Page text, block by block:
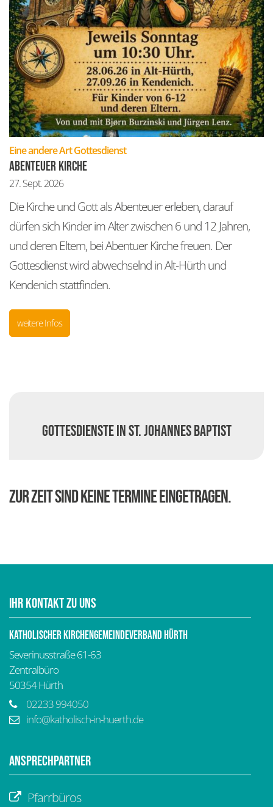
Eine andere Art Gottesdienst:
Abenteuer Kirche
27. Sept. 2026
Die Kirche und Gott als Abenteuer erleben, darauf
dürfen sich Kinder im Alter zwischen 6 und 12 Jahren,
und deren Eltern, bei Abentuer Kirche freuen. Der
Gottesdienst wird abwechselnd in Alt-Hürth und
Kendenich stattfinden.
weitere Infos
Gottesdienste in St. Johannes Baptist
Zur Zeit sind keine Termine eingetragen.
Ihr Kontakt zu uns
Katholischer Kirchengemeindeverband Hürth
Severinusstraße 61-63
Zentralbüro
50354Hürth
02233 994050
info@katholisch-in-huerth.de
Ansprechpartner
Pfarrbüros